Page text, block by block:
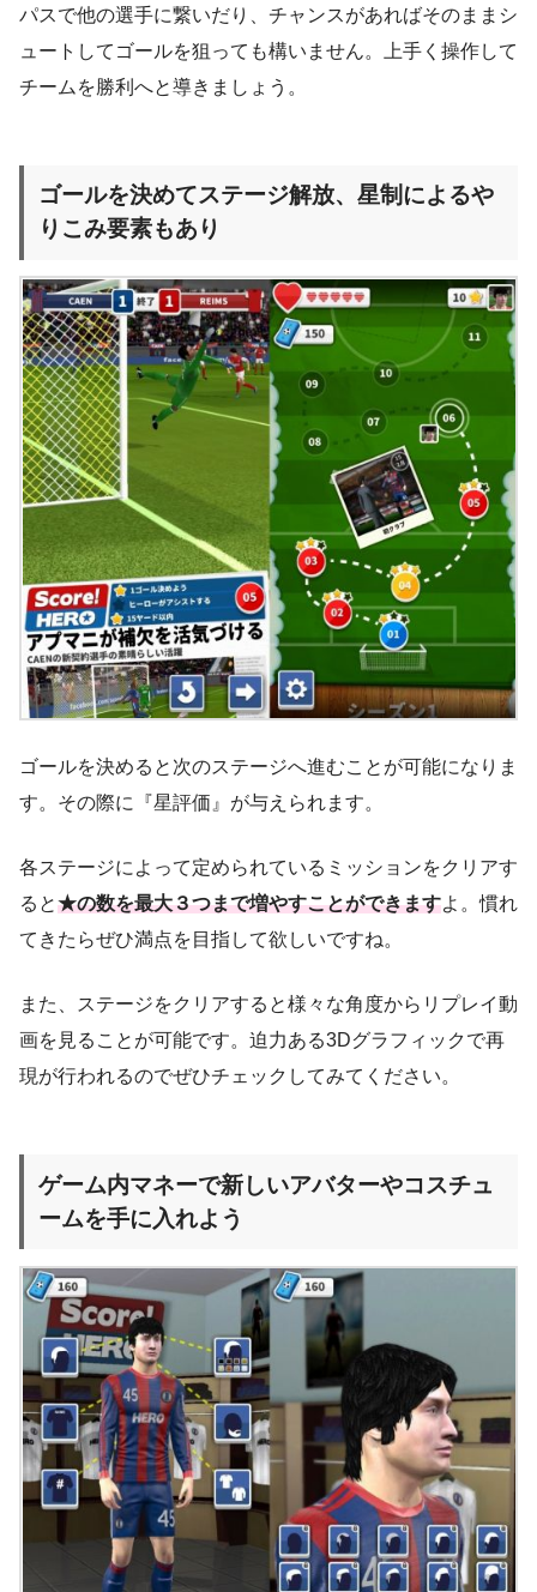
パスで他の選手に繋いだり、チャンスがあればそのままシ
ュートしてゴールを狙っても構いません。上手く操作して
チームを勝利へと導きましょう。
ゴールを決めてステージ解放、星制によるや
りこみ要素もあり
ゴールを決めると次のステージへ進むことが可能になりま
す。その際に『星評価』が与えられます。
各ステージによって定められているミッションをクリアす
ると★の数を最大３つまで増やすことができますよ。慣れ
てきたらぜひ満点を目指して欲しいですね。
また、ステージをクリアすると様々な角度からリプレイ動
画を見ることが可能です。迫力ある3Dグラフィックで再
現が行われるのでぜひチェックしてみてください。
ゲーム内マネーで新しいアバターやコスチュ
ームを手に入れよう